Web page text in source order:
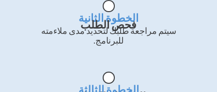
الخطوة الثانية
فحص الطلب
سيتم مراجعة طلبك لتحديد مدى ملاءمته
للبرنامج.
الخطوة الثالثة